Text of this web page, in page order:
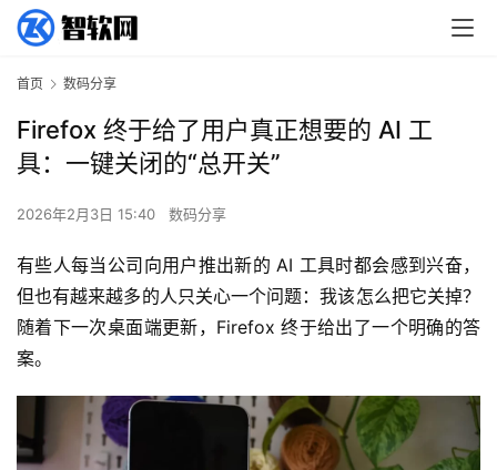
首页 数码分享
Firefox 终于给了用户真正想要的 AI 工
具：一键关闭的“总开关”
2026年2月3日 15:40 数码分享
有些人每当公司向用户推出新的 AI 工具时都会感到兴奋，
但也有越来越多的人只关心一个问题：我该怎么把它关掉？
随着下一次桌面端更新，Firefox 终于给出了一个明确的答
案。